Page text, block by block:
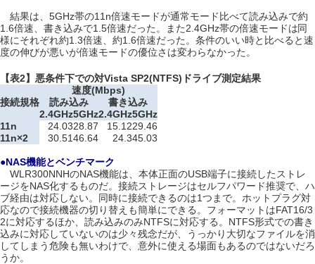
結果は、5GHz帯の11n倍速モードが通常モード比べて読み込みで約
1.6倍速、書き込みで1.5倍速だった。また2.4GHz帯の倍速モードは同
様にそれぞれ約1.3倍速、約1.6倍速だった。条件のいい時と比べると速
度の伸びが悪いが倍速モードの優位さは変わらなかった。
【表2】悪条件下での対Vista SP2(NTFS)ドライブ測定結果
接続規格
速度(Mbps)
読み込み
書き込み
2.4GHz5GHz2.4GHz5GHz
11n
24.0328.87 15.1229.46
11n×2
30.5146.64 24.345.03
●NAS機能とベンチマーク
WLR300NNHのNAS機能は、本体正面のUSB端子に接続したストレ
ージをNAS化するものだ。接続ストレージはセルフパワード推奨で、ハ
ブ経由は対応しない。同時に接続できるのは1つまで。ホットプラグ対
応なので接続機器の切り替えも簡単にできる。フォーマットはFAT16/3
2に対応するほか、読み込みのみNTFSに対応する。NTFS形式での書き
込みに対応していないのは少々残念だが、うっかり大切なファイルを消
してしまう危険も無いわけで、意外に使える場面もあるのではないだろ
うか。